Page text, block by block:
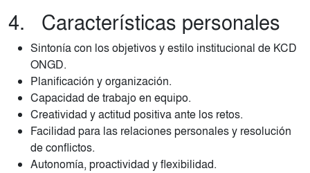
4. Características personales
Sintonía con los objetivos y estilo institucional de KCD
ONGD.
Planificación y organización.
Capacidad de trabajo en equipo.
Creatividad y actitud positiva ante los retos.
Facilidad para las relaciones personales y resolución
de conflictos.
Autonomía, proactividad y flexibilidad.